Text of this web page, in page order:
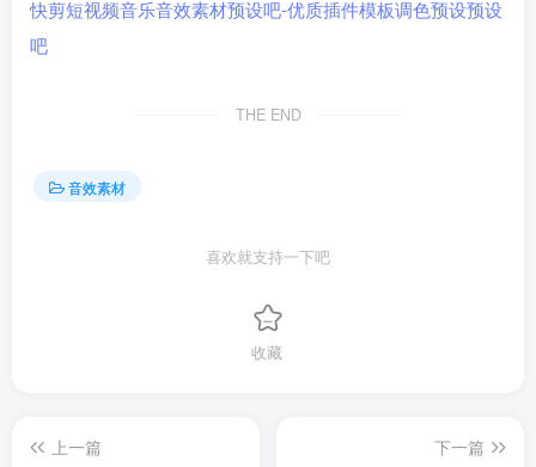
THE END
音效素材
喜欢就支持一下吧
收藏
上一篇
下一篇